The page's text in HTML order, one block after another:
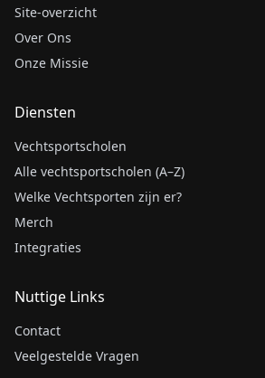
Site-overzicht
Over Ons
Onze Missie
Diensten
Vechtsportscholen
Alle vechtsportscholen (A–Z)
Welke Vechtsporten zijn er?
Merch
Integraties
Nuttige Links
Contact
Veelgestelde Vragen